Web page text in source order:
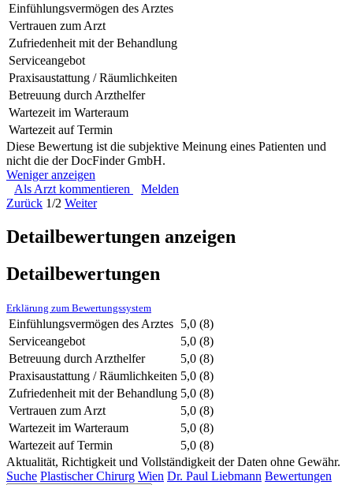
Einfühlungsvermögen des Arztes
Vertrauen zum Arzt
Zufriedenheit mit der Behandlung
Serviceangebot
Praxisaustattung / Räumlichkeiten
Betreuung durch Arzthelfer
Wartezeit im Warteraum
Wartezeit auf Termin
Diese Bewertung ist die subjektive Meinung eines Patienten und
nicht die der DocFinder GmbH.
Weniger anzeigen
Als Arzt kommentieren
Melden
Zurück 1/2 Weiter
Detailbewertungen anzeigen
Detailbewertungen
Erklärung zum Bewertungssystem
Einfühlungsvermögen des Arztes 5,0 (8)
Serviceangebot
5,0 (8)
Betreuung durch Arzthelfer
5,0 (8)
Praxisaustattung / Räumlichkeiten 5,0 (8)
Zufriedenheit mit der Behandlung 5,0 (8)
Vertrauen zum Arzt
5,0 (8)
Wartezeit im Warteraum
5,0 (8)
Wartezeit auf Termin
5,0 (8)
Aktualität, Richtigkeit und Vollständigkeit der Daten ohne Gewähr.
Suche Plastischer Chirurg Wien Dr. Paul Liebmann Bewertungen